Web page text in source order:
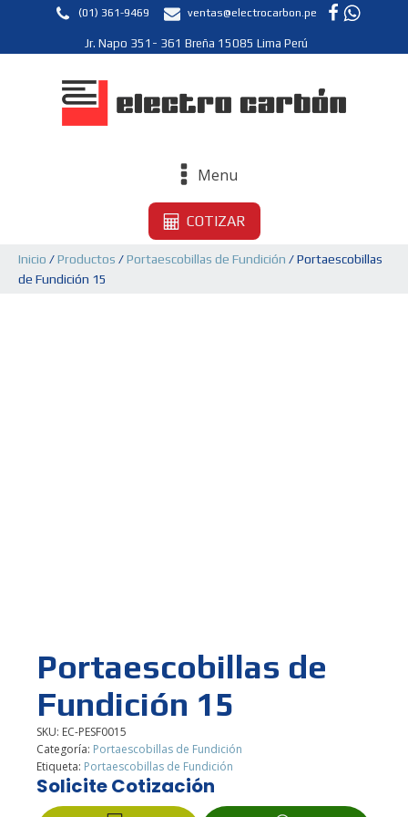
(01) 361-9469 ventas@electrocarbon.pe
Jr. Napo 351- 361 Breña 15085 Lima Perú
Menu
COTIZAR
Inicio /Productos /Portaescobillas de Fundición / Portaescobillas
de Fundición 15
Portaescobillas de
Fundición 15
SKU: EC-PESF0015
Categoría: Portaescobillas de Fundición
Etiqueta: Portaescobillas de Fundición
Solicite Cotización